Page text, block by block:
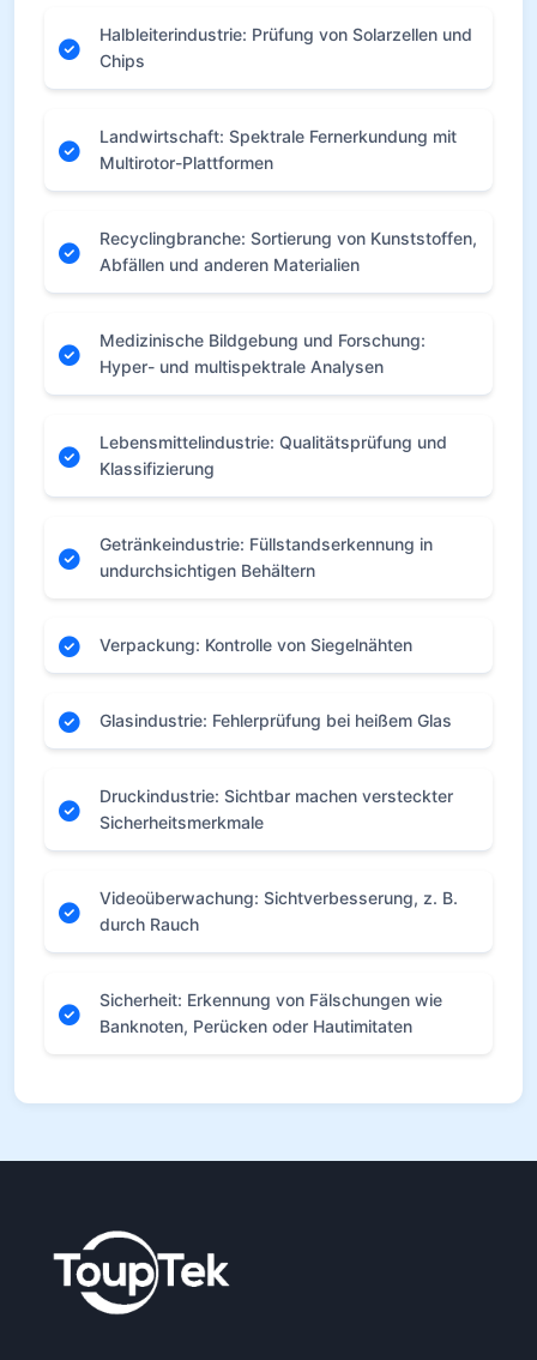
Halbleiterindustrie: Prüfung von Solarzellen und
Chips
Landwirtschaft: Spektrale Fernerkundung mit
Multirotor-Plattformen
Recyclingbranche: Sortierung von Kunststoffen,
Abfällen und anderen Materialien
Medizinische Bildgebung und Forschung:
Hyper- und multispektrale Analysen
Lebensmittelindustrie: Qualitätsprüfung und
Klassifizierung
Getränkeindustrie: Füllstandserkennung in
undurchsichtigen Behältern
Verpackung: Kontrolle von Siegelnähten
Glasindustrie: Fehlerprüfung bei heißem Glas
Druckindustrie: Sichtbar machen versteckter
Sicherheitsmerkmale
Videoüberwachung: Sichtverbesserung, z. B.
durch Rauch
Sicherheit: Erkennung von Fälschungen wie
Banknoten, Perücken oder Hautimitaten